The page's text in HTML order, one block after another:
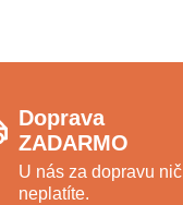
Doprava
ZADARMO
U nás za dopravu nič
neplatíte.